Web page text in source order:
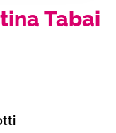
Tabai